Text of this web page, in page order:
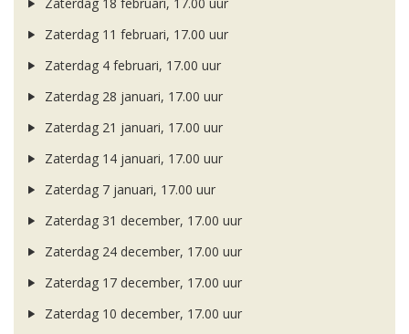
Zaterdag 18 februari, 17.00 uur
Zaterdag 11 februari, 17.00 uur
Zaterdag 4 februari, 17.00 uur
Zaterdag 28 januari, 17.00 uur
Zaterdag 21 januari, 17.00 uur
Zaterdag 14 januari, 17.00 uur
Zaterdag 7 januari, 17.00 uur
Zaterdag 31 december, 17.00 uur
Zaterdag 24 december, 17.00 uur
Zaterdag 17 december, 17.00 uur
Zaterdag 10 december, 17.00 uur